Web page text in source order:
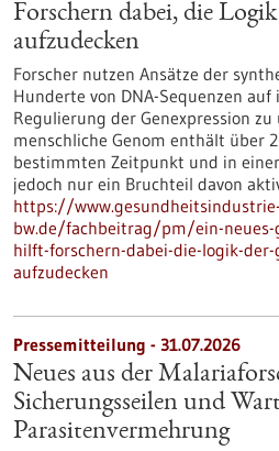
Forschern dabei, die
aufzudecken
Forscher nutzen Ansätze der
Hunderte von DNA-Sequenzen
Regulierung der Genexpression zu
menschliche Genom enthält über
bestimmten Zeitpunkt und in
jedoch nur ein Bruchteil davon
https://www.gesundheitsindustrie-
bw.de/fachbeitrag/pm/ein-neues-
hilft-forschern-dabei-die-logik-
aufzudecken
Pressemitteilung - 31.07.2026
Neues aus der
Sicherungsseilen und
Parasitenvermehrung